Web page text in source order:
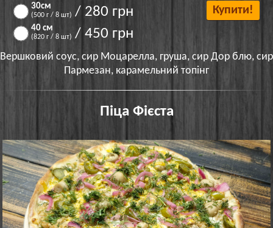
30см
(500 г / 8 шт) / 280 грн
40 см
(820 г / 8 шт) / 450 грн
Купити!
Вершковий соус, сир Моцарелла, груша, сир Дор блю, сир
Пармезан, карамельний топінг
Піца Фієста